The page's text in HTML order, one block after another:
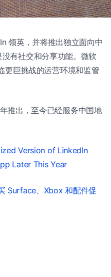
领英，并将推出独立面向中
有社交和分享功能。微软
更巨挑战的运营环境和监管
推出，至今已经服务中国地
Version of LinkedIn
Later This Year
Surface、Xbox 和配件促